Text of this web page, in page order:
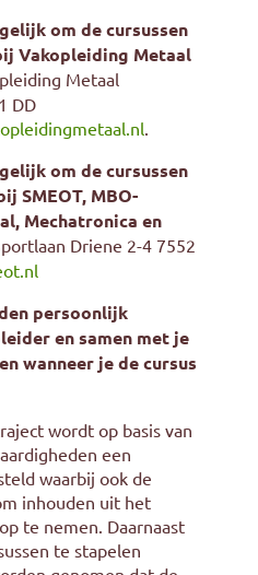
om de cursussen
Vakopleiding Metaal
Metaal
DD
.
om de cursussen
SMEOT, MBO-
Mechatronica en
Driene 2-4 7552
persoonlijk
en samen met je
wanneer je de cursus
wordt op basis van
een
waarbij ook de
inhouden uit het
te nemen. Daarnaast
te stapelen